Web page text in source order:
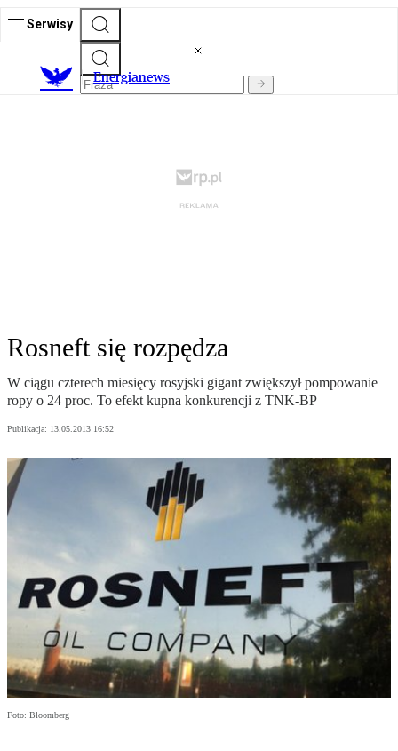
Serwisy
Energianews
Rosneft się rozpędza
W ciągu czterech miesięcy rosyjski gigant zwiększył pompowanie
ropy o 24 proc. To efekt kupna konkurencji z TNK-BP
Publikacja: 13.05.2013 16:52
Foto: Bloomberg